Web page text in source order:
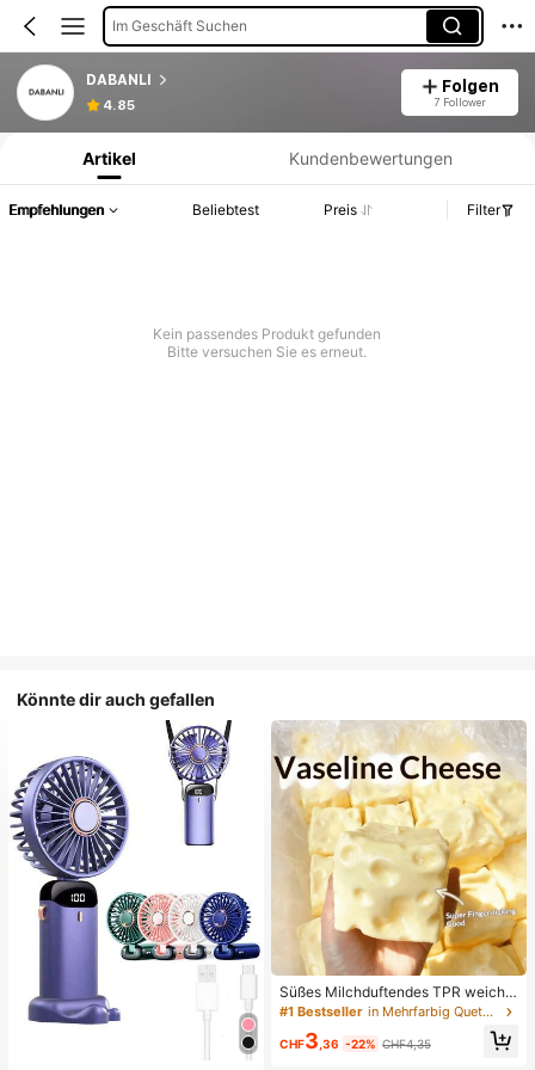
Im Geschäft Suchen
DABANLI
4.85
Folgen
7 Follower
Produktinformation: Preisangabe, Verkaufs- und Lagerbestandsdetails.
Artikel Kundenbewertungen
Empfehlungen Beliebtest Preis Filter
Kein passendes Produkt gefunden
Bitte versuchen Sie es erneut.
Könnte dir auch gefallen
Süßes Milchduftendes TPR weiche
s quetschbares Dumpling-förmiges
Stressabbau-Spielzeug, 5cm niedli
ches lustiges Quetsch-Stressabbau
#1 Bestseller in Mehrfarbig Quetschspielzeug für Teenager
CHF3 ,36 -22% CHF4,35